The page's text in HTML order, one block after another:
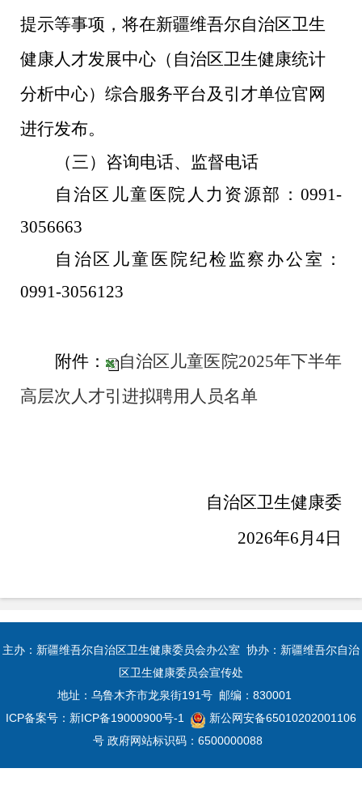
提示等事项，将在新疆维吾尔自治区卫生
健康人才发展中心（自治区卫生健康统计
分析中心）综合服务平台及引才单位官网
进行发布。
（三）咨询电话、监督电话
自治区儿童医院人力资源部： 0991-
3056663
自治区儿童医院纪检监察办公室：
0991-3056123
附件：
自治区儿童医院2025年下半年
高层次人才引进拟聘用人员名单
自治区卫生健康委
2026年6月 4日
主办：新疆维吾尔自治区卫生健康委员会办公室 协办：新疆维吾尔自治
区卫生健康委员会宣传处
地址：乌鲁木齐市龙泉街191号 邮编：830001
ICP备案号： 新ICP备19000900号-1
新公网安备65010202001106
号 政府网站标识码：6500000088